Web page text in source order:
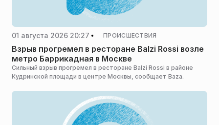
01 августа 2026 20:27 ПРОИСШЕСТВИЯ
Взрыв прогремел в ресторане Balzi Rossi возле
метро Баррикадная в Москве
Сильный взрыв прогремел в ресторане Balzi Rossi в районе
Кудринской площади в центре Москвы, сообщает Baza.